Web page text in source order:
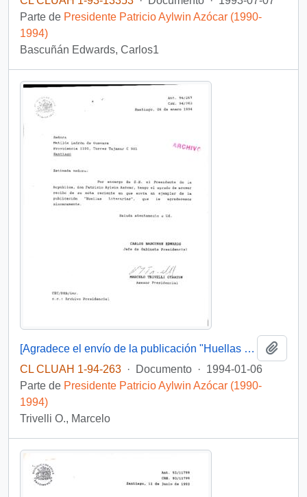
Parte de Presidente Patricio Aylwin Azócar (1990-
1994)
Bascuñán Edwards, Carlos1
[Agradece el envío de la publicación "Huellas Literarias"]
CL CLUAH 1-94-263 · Documento · 1994-01-06
Parte de Presidente Patricio Aylwin Azócar (1990-
1994)
Trivelli O., Marcelo